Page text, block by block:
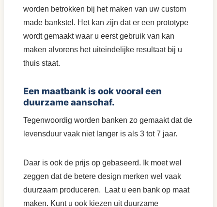
worden betrokken bij het maken van uw custom
made bankstel. Het kan zijn dat er een prototype
wordt gemaakt waar u eerst gebruik van kan
maken alvorens het uiteindelijke resultaat bij u
thuis staat.
Een maatbank is ook vooral een
duurzame aanschaf.
Tegenwoordig worden banken zo gemaakt dat de
levensduur vaak niet langer is als 3 tot 7 jaar.
Daar is ook de prijs op gebaseerd. Ik moet wel
zeggen dat de betere design merken wel vaak
duurzaam produceren. Laat u een bank op maat
maken. Kunt u ook kiezen uit duurzame